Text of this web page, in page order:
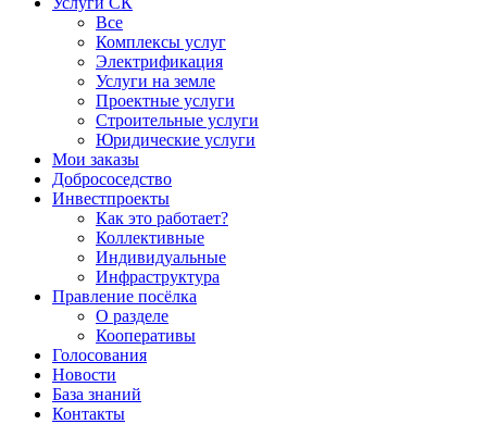
Все
Комплексы услуг
Электрификация
Услуги на земле
Проектные услуги
Строительные услуги
Юридические услуги
Мои заказы
Добрососедство
Инвестпроекты
Как это работает?
Коллективные
Индивидуальные
Инфраструктура
Правление посёлка
О разделе
Кооперативы
Голосования
Новости
База знаний
Контакты